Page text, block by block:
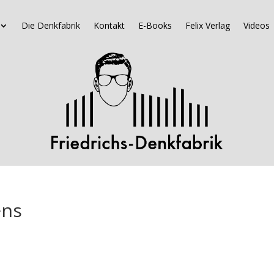
Die Denkfabrik Kontakt E-Books Felix Verlag Videos